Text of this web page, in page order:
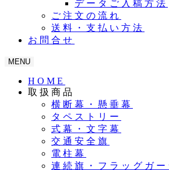
データご入稿方法
ご注文の流れ
送料・支払い方法
お問合せ
MENU
HOME
取扱商品
横断幕・懸垂幕
タペストリー
式幕・文字幕
交通安全旗
電柱幕
連続旗・フラッグガー